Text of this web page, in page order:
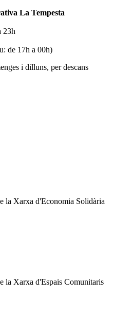
La Tempesta
23h
de 17h a 00h)
i dilluns, per descans
la Xarxa d'Economia Solidària
la Xarxa d'Espais Comunitaris